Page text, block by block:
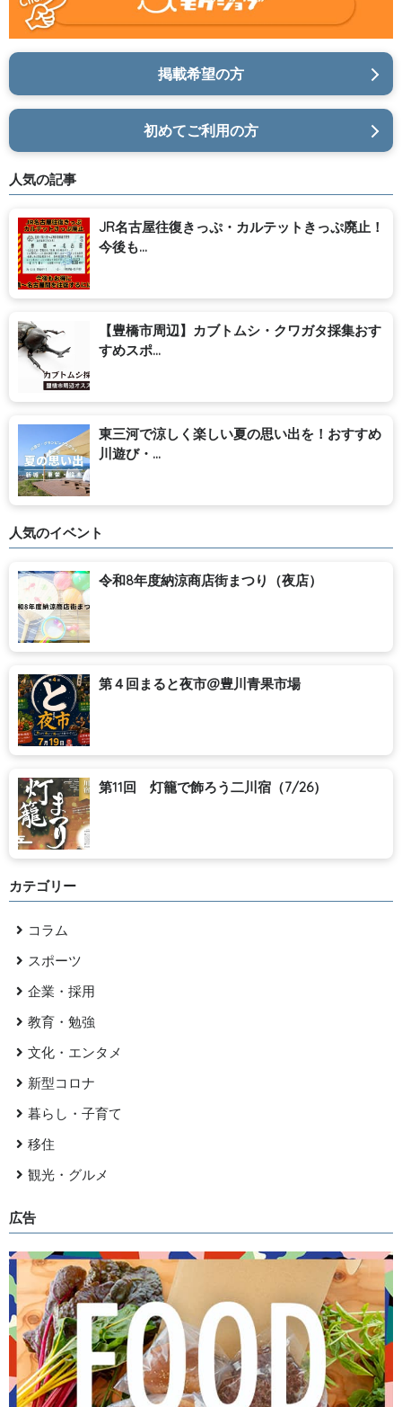
掲載希望の方
初めてご利用の方
人気の記事
JR名古屋往復きっぷ・カルテットきっぷ廃止！
今後も...
【豊橋市周辺】カブトムシ・クワガタ採集おす
すめスポ...
東三河で涼しく楽しい夏の思い出を！おすすめ
川遊び・...
人気のイベント
令和8年度納涼商店街まつり（夜店）
第４回まると夜市@豊川青果市場
第11回 灯籠で飾ろう二川宿（7/26）
カテゴリー
コラム
スポーツ
企業・採用
教育・勉強
文化・エンタメ
新型コロナ
暮らし・子育て
移住
観光・グルメ
広告